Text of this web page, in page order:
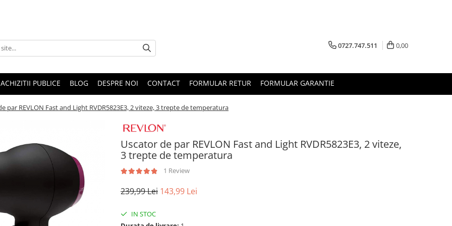
0727.747.511 0,00
ACHIZITII PUBLICE BLOG DESPRE NOI CONTACT FORMULAR RETUR FORMULAR GARANTIE
par REVLON Fast and Light RVDR5823E3, 2 viteze, 3 trepte de temperatura
Uscator de par REVLON Fast and Light RVDR5823E3, 2 viteze,
3 trepte de temperatura
1 Review
239,99 Lei 143,99 Lei
IN STOC